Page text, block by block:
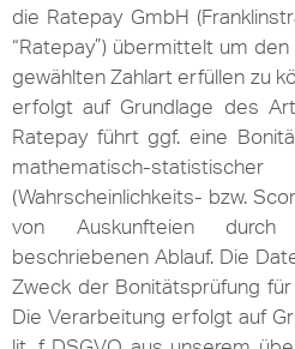
die Ratepay GmbH
“Ratepay”) übermittelt um
gewählten Zahlart erfüllen zu
erfolgt auf Grundlage des
Ratepay führt ggf. eine
mathematisch-
(Wahrscheinlichkeits- bzw.
von Auskunfteien
beschriebenen Ablauf. Die
Zweck der Bonitätsprüfung
Die Verarbeitung erfolgt auf